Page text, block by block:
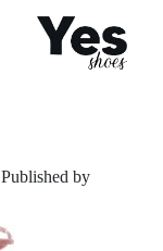
Published by